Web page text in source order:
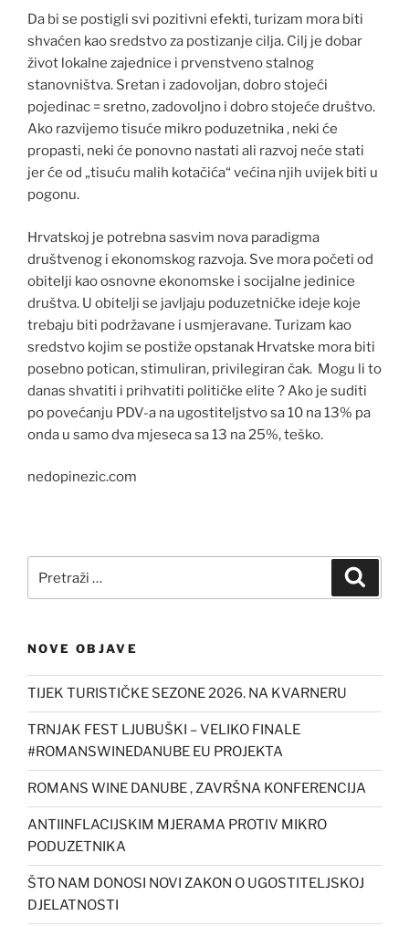
Da bi se postigli svi pozitivni efekti, turizam mora biti
shvaćen kao sredstvo za postizanje cilja. Cilj je dobar
život lokalne zajednice i prvenstveno stalnog
stanovništva. Sretan i zadovoljan, dobro stojeći
pojedinac = sretno, zadovoljno i dobro stojeće društvo.
Ako razvijemo tisuće mikro poduzetnika , neki će
propasti, neki će ponovno nastati ali razvoj neće stati
jer će od „tisuću malih kotačića“ većina njih uvijek biti u
pogonu.
Hrvatskoj je potrebna sasvim nova paradigma
društvenog i ekonomskog razvoja. Sve mora početi od
obitelji kao osnovne ekonomske i socijalne jedinice
društva. U obitelji se javljaju poduzetničke ideje koje
trebaju biti podržavane i usmjeravane. Turizam kao
sredstvo kojim se postiže opstanak Hrvatske mora biti
posebno potican, stimuliran, privilegiran čak. Mogu li to
danas shvatiti i prihvatiti političke elite ? Ako je suditi
po povećanju PDV-a na ugostiteljstvo sa 10 na 13% pa
onda u samo dva mjeseca sa 13 na 25%, teško.
nedopinezic.com
NOVE OBJAVE
TIJEK TURISTIČKE SEZONE 2026. NA KVARNERU
TRNJAK FEST LJUBUŠKI – VELIKO FINALE
#ROMANSWINEDANUBE EU PROJEKTA
ROMANS WINE DANUBE , ZAVRŠNA KONFERENCIJA
ANTIINFLACIJSKIM MJERAMA PROTIV MIKRO
PODUZETNIKA
ŠTO NAM DONOSI NOVI ZAKON O UGOSTITELJSKOJ
DJELATNOSTI